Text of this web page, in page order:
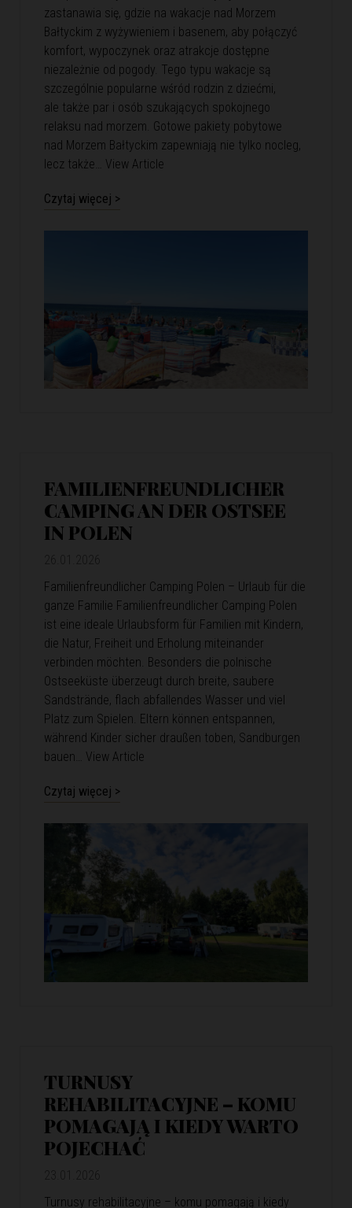
zastanawia się, gdzie na wakacje nad Morzem
Bałtyckim z wyżywieniem i basenem, aby połączyć
komfort, wypoczynek oraz atrakcje dostępne
niezależnie od pogody. Tego typu wakacje są
szczególnie popularne wśród rodzin z dziećmi,
ale także par i osób szukających spokojnego
relaksu nad morzem. Gotowe pakiety pobytowe
nad Morzem Bałtyckim zapewniają nie tylko nocleg,
lecz także… View Article
Czytaj więcej >
FAMILIENFREUNDLICHER
CAMPING AN DER OSTSEE
IN POLEN
Familienfreundlicher Camping Polen – Urlaub für die
ganze Familie Familienfreundlicher Camping Polen
ist eine ideale Urlaubsform für Familien mit Kindern,
die Natur, Freiheit und Erholung miteinander
verbinden möchten. Besonders die polnische
Ostseeküste überzeugt durch breite, saubere
Sandstrände, flach abfallendes Wasser und viel
Platz zum Spielen. Eltern können entspannen,
während Kinder sicher draußen toben, Sandburgen
bauen… View Article
Czytaj więcej >
TURNUSY
REHABILITACYJNE – KOMU
POMAGAJĄ I KIEDY WARTO
POJECHAĆ
Turnusy rehabilitacyjne – komu pomagają i kiedy